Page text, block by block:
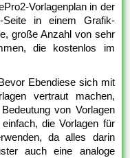
Vorlagenplan in der
in einem Grafik-
große Anzahl von sehr
die kostenlos im
Ebendiese sich mit
vertraut machen,
von Vorlagen
die Vorlagen für
da alles darin
auch eine analoge